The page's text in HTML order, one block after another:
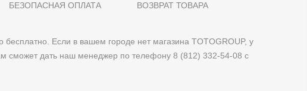
Если в вашем городе нет магазина TOTOGROUP, у
сможет дать наш менеджер по телефону 8 (812) 332-54-08 с
БЕЗОПАСНАЯ ОПЛАТА ВОЗВРАТ ТОВАРА